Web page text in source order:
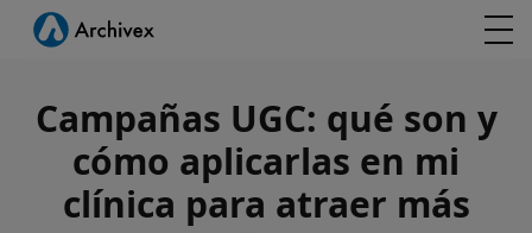
Campañas UGC: qué son y
cómo aplicarlas en mi
clínica para atraer más